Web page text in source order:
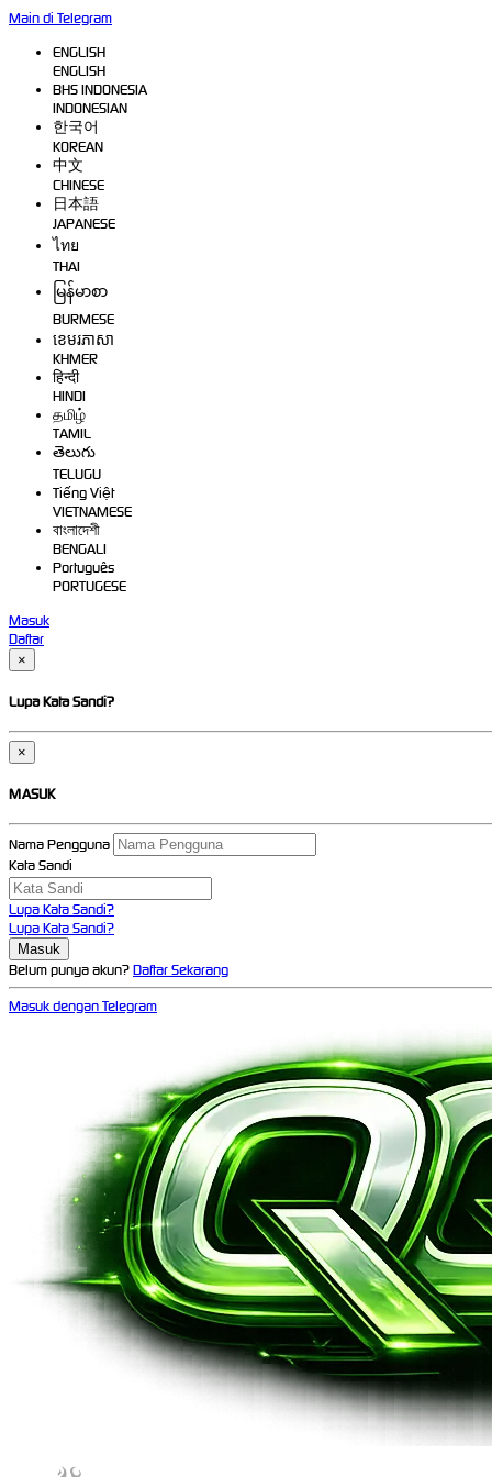
Main di Telegram
ENGLISH
ENGLISH
BHS INDONESIA
INDONESIAN
한국어
KOREAN
中文
CHINESE
日本語
JAPANESE
ไทย
THAI
မြန်မာစာ
BURMESE
ខេមរភាសា
KHMER
हिन्दी
HINDI
தமிழ்
TAMIL
తెలుగు
TELUGU
Tiếng Việt
VIETNAMESE
বাংলাদেশী
BENGALI
Português
PORTUGESE
Masuk
Daftar
×
Lupa Kata Sandi?
×
MASUK
Nama Pengguna
Kata Sandi
Lupa Kata Sandi?
Lupa Kata Sandi?
Belum punya akun?Daftar Sekarang
Masuk dengan Telegram